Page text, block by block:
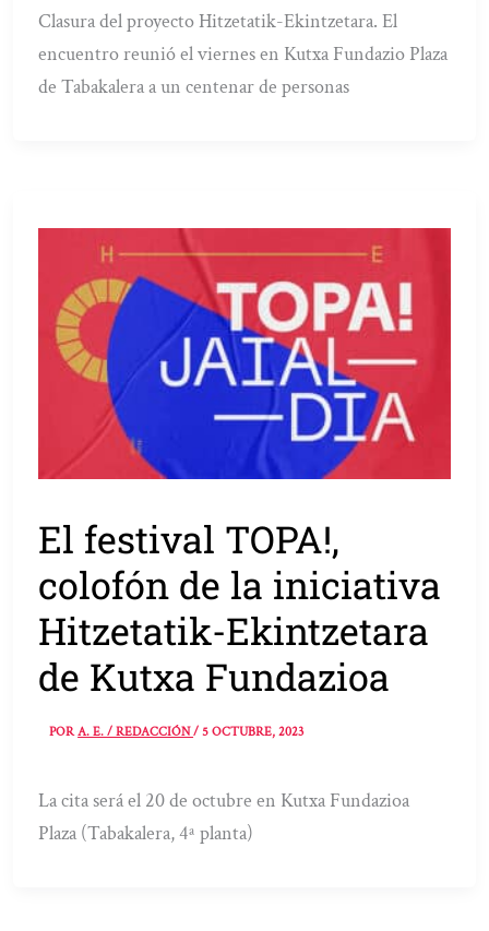
Clasura del proyecto Hitzetatik-Ekintzetara. El
encuentro reunió el viernes en Kutxa Fundazio Plaza
de Tabakalera a un centenar de personas
El festival TOPA!,
colofón de la iniciativa
Hitzetatik-Ekintzetara
de Kutxa Fundazioa
PORA. E. / REDACCIÓN/5 OCTUBRE, 2023
La cita será el 20 de octubre en Kutxa Fundazioa
Plaza (Tabakalera, 4ª planta)